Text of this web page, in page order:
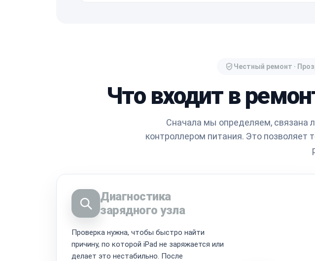
Честный ремонт ·
Что входит в
Сначала мы определяем, связана
контроллером питания. Это позволяет
Диагностика
зарядного узла
Проверка нужна, чтобы быстро найти
причину, по которой iPad не заряжается или
делает это нестабильно. После